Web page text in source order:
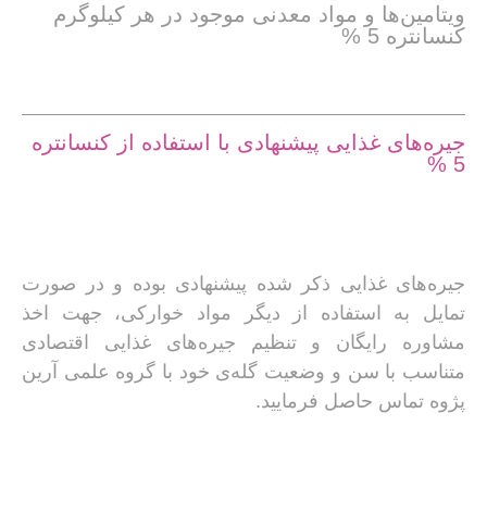
ویتامین‌ها و مواد معدنی موجود در هر کیلوگرم
کنسانتره 5 %
جیره‌های غذایی پیشنهادی با استفاده از کنسانتره
5 %
جیره‌های غذایی ذکر شده پیشنهادی بوده و در صورت
تمایل به استفاده از دیگر مواد خوارکی، جهت اخذ
مشاوره رایگان و تنظیم جیره‌های غذایی اقتصادی
متناسب با سن و وضعیت گله‌ی خود با گروه علمی آرین
پژوه تماس حاصل فرمایید.